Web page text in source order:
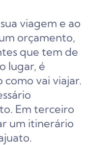
viagem e ao
orçamento,
que tem de
lugar, é
como vai viajar.
Em terceiro
um itinerário